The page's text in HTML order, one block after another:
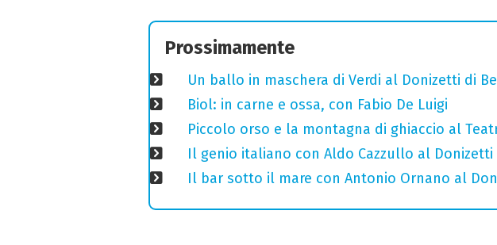
Prossimamente
Un ballo in maschera di Verdi al Donizetti di
Biol: in carne e ossa, con Fabio De Luigi
Piccolo orso e la montagna di ghiaccio al
Il genio italiano con Aldo Cazzullo al Donizetti
Il bar sotto il mare con Antonio Ornano al